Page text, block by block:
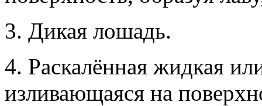
3. Дикая лошадь.
4. Раскалённая жидкая
изливающаяся на